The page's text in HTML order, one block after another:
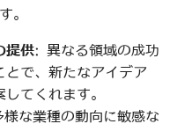
。
提供: 異なる領域の成功
とで、新たなアイデア
てくれます。
な業種の動向に敏感な